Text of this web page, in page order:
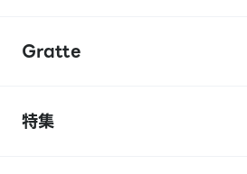
Gratte
特集